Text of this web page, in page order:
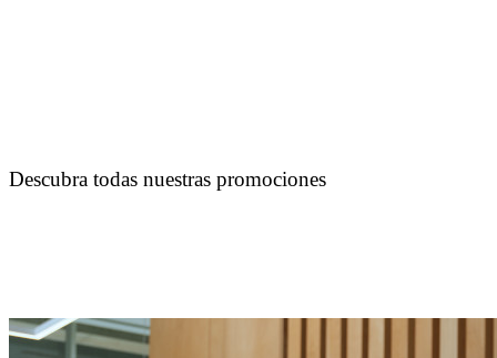
Descubra todas nuestras promociones